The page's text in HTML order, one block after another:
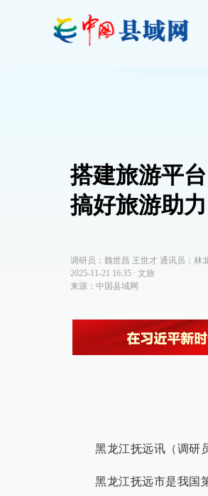
搭建旅游平
搞好旅游助
调研员：魏世昌 王世才 通讯员：林
2025-11-21 16:35 ∙ 文旅
来源：中国县域网
黑龙江抚远讯（调研
黑龙江抚远市是我国